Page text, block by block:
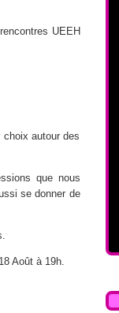
UEEH
autour des
que nous
se donner de
Août à 19h.